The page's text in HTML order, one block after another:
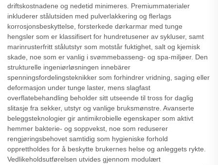
driftskostnadene og nedetid minimeres. Premiummaterialer
inkluderer stålutsiden med pulverlakkering og flerlags
korrosjonsbeskyttelse, forsterkede dørkarmar med tunge
hengsler som er klassifisert for hundretusener av sykluser, samt
marinrusterfritt stålutstyr som motstår fuktighet, salt og kjemisk
skade, noe som er vanlig i svømmebasseng- og spa-miljøer. Den
strukturelle ingeniørløsningen innebärer
spenningsfordelingsteknikker som forhindrer vridning, saging eller
deformasjon under tunge laster, mens slagfast
overflatebehandling beholder sitt utseende til tross for daglig
slitasje fra sekker, utstyr og vanlige bruksmønstre. Avanserte
beleggsteknologier gir antimikrobielle egenskaper som aktivt
hemmer bakterie- og soppvekst, noe som reduserer
rengjøringsbehovet samtidig som hygieniske forhold
opprettholdes for å beskytte brukernes helse og anleggets rykte.
Vedlikeholdsutførelsen utvides gjennom modulært